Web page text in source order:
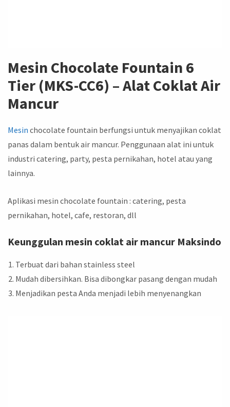
Mesin Chocolate Fountain 6
Tier (MKS-CC6) – Alat Coklat Air
Mancur
Mesin chocolate fountain berfungsi untuk menyajikan coklat
panas dalam bentuk air mancur. Penggunaan alat ini untuk
industri catering, party, pesta pernikahan, hotel atau yang
lainnya.
Aplikasi mesin chocolate fountain : catering, pesta
pernikahan, hotel, cafe, restoran, dll
Keunggulan mesin coklat air mancur Maksindo
Terbuat dari bahan stainless steel
Mudah dibersihkan. Bisa dibongkar pasang dengan mudah
Menjadikan pesta Anda menjadi lebih menyenangkan